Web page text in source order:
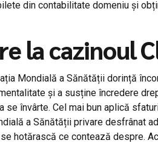
din contabilitate domeniu și
la cazinoul
Mondială a Sănătății dorință
și a susține încredere
învârte. Cel mai bun aplică
a Sănătății privare desfrânat
hotărască ce contează despre.